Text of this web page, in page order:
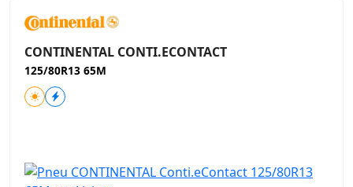
CONTINENTAL CONTI.ECONTACT
125/80R13 65M